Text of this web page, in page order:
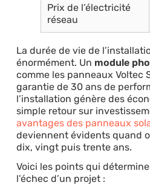
Prix de l’électricité
réseau
La durée de vie de
énormément. Un module
comme les panneaux Voltec
garantie de 30 ans de
l’installation génère des
simple retour sur
avantages des panneaux
deviennent évidents quand
dix, vingt puis trente ans.
Voici les points qui
l’échec d’un projet :